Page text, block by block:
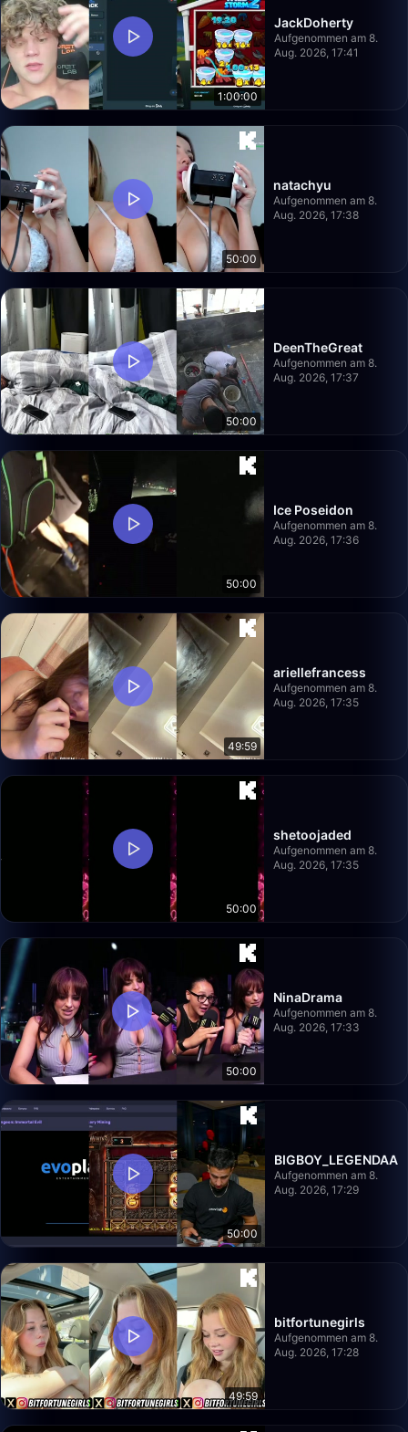
1:00:00
JackDoherty
Aufgenommen am 8.
Aug. 2026, 17:41
50:00
natachyu
Aufgenommen am 8.
Aug. 2026, 17:38
50:00
DeenTheGreat
Aufgenommen am 8.
Aug. 2026, 17:37
50:00
Ice Poseidon
Aufgenommen am 8.
Aug. 2026, 17:36
49:59
ariellefrancess
Aufgenommen am 8.
Aug. 2026, 17:35
50:00
shetoojaded
Aufgenommen am 8.
Aug. 2026, 17:35
50:00
NinaDrama
Aufgenommen am 8.
Aug. 2026, 17:33
50:00
BIGBOY_LEGENDAA
Aufgenommen am 8.
Aug. 2026, 17:29
49:59
bitfortunegirls
Aufgenommen am 8.
Aug. 2026, 17:28